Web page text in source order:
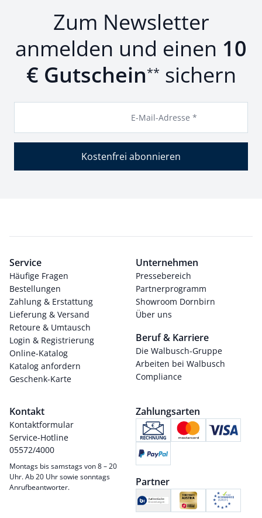
Zum Newsletter
anmelden und einen 10
€ Gutschein** sichern
E-Mail-Adresse *
Kostenfrei abonnieren
Service
Häufige Fragen
Bestellungen
Zahlung & Erstattung
Lieferung & Versand
Retoure & Umtausch
Login & Registrierung
Online-Katalog
Katalog anfordern
Geschenk-Karte
Unternehmen
Pressebereich
Partnerprogramm
Showroom Dornbirn
Über uns
Beruf & Karriere
Die Walbusch-Gruppe
Arbeiten bei Walbusch
Compliance
Kontakt
Kontaktformular
Service-Hotline
05572/4000
Montags bis samstags von 8 – 20
Uhr. Ab 20 Uhr sowie sonntags
Anrufbeantworter.
Zahlungsarten
Partner